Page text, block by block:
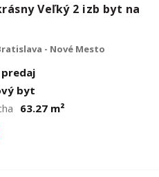
Veľký 2 izb byt na
- Nové Mesto
predaj
byt
63.27 m²